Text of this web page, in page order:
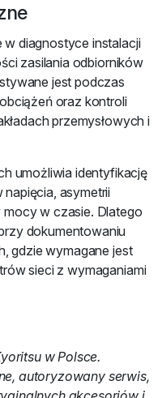
diagnostyce instalacji
zasilania odbiorników
jest podczas
oraz kontroli
przemysłowych i
umożliwia identyfikację
asymetrii
w czasie. Dlatego
dokumentowaniu
gdzie wymagane jest
sieci z wymaganiami
w Polsce.
autoryzowany serwis,